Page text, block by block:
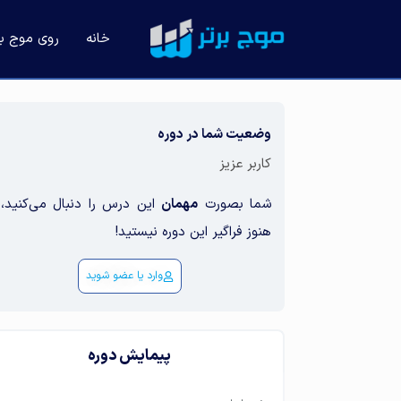
خانه روی موج
وضعیت شما در دوره
کاربر عزیز
شما بصورت مهمان این درس را دنبال
هنوز فراگیر این دوره نیستید!
وارد یا عضو شوید
پیمایش دوره